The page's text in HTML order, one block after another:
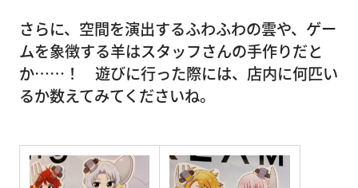
さらに、空間を演出するふわふわの雲や、ゲー
ムを象徴する羊はスタッフさんの手作りだと
か……！ 遊びに行った際には、店内に何匹い
るか数えてみてくださいね。